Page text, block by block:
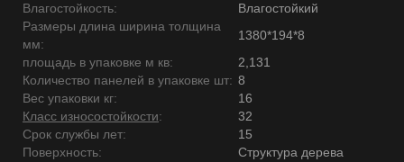
Влагостойкость:
Влагостойкий
Размеры длина ширина толщина
мм:
1380*194*8
площадь в упаковке м кв:
2,131
Количество панелей в упаковке шт: 8
Вес упаковки кг:
16
Класс износостойкости:
32
Срок службы лет:
15
Поверхность:
Структура дерева